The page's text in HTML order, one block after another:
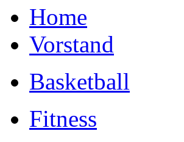
Home
Vorstand
Basketball
Fitness